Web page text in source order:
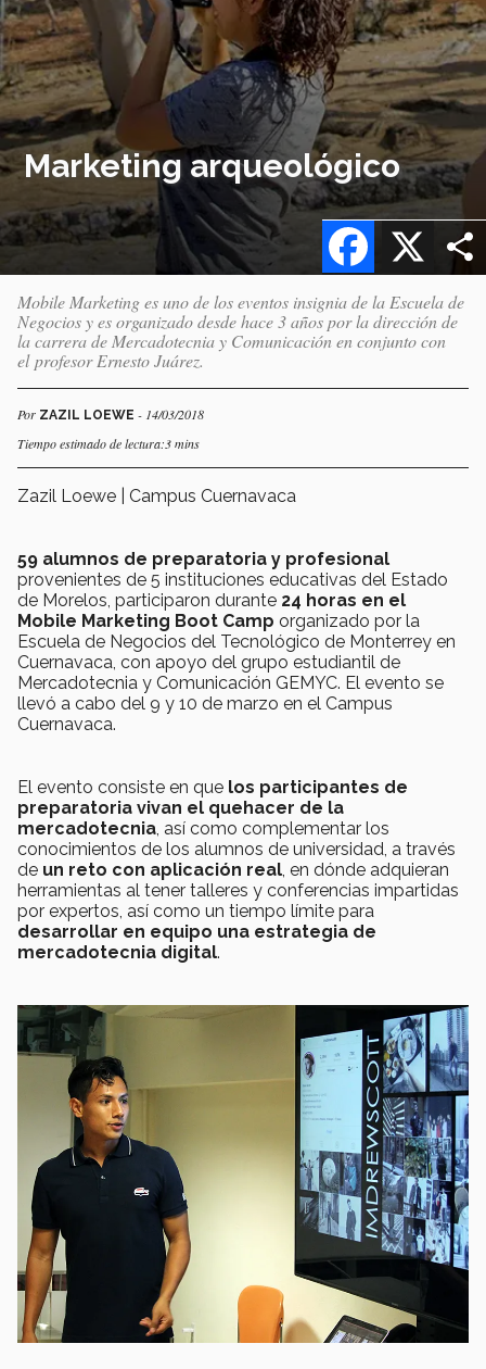
Marketing arqueológico
X
Facebook
Mobile Marketing es uno de los eventos insignia de la Escuela de
Negocios y es organizado desde hace 3 años por la dirección de
la carrera de Mercadotecnia y Comunicación en conjunto con
el profesor Ernesto Juárez.
Por ZAZIL LOEWE - 14/03/2018
Tiempo estimado de lectura:3 mins
Zazil Loewe | Campus Cuernavaca
59 alumnos de preparatoria y profesional
provenientes de 5 instituciones educativas del Estado
de Morelos, participaron durante 24 horas en el
Mobile Marketing Boot Camp organizado por la
Escuela de Negocios del Tecnológico de Monterrey en
Cuernavaca, con apoyo del grupo estudiantil de
Mercadotecnia y Comunicación GEMYC. El evento se
llevó a cabo del 9 y 10 de marzo en el Campus
Cuernavaca.
El evento consiste en que los participantes de
preparatoria vivan el quehacer de la
mercadotecnia , así como complementar los
conocimientos de los alumnos de universidad, a través
de un reto con aplicación real , en dónde adquieran
herramientas al tener talleres y conferencias impartidas
por expertos, así como un tiempo límite para
desarrollar en equipo una estrategia de
mercadotecnia digital.